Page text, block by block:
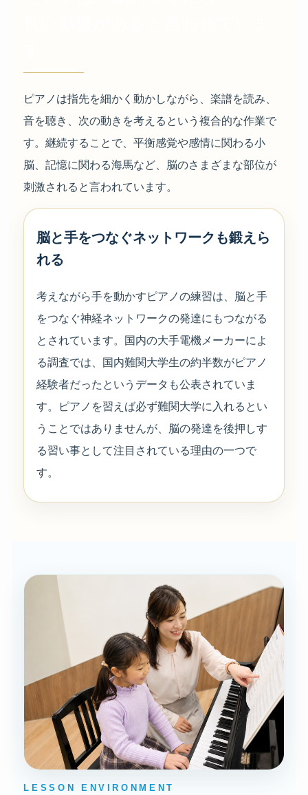
ピアノは指先を細かく動かしながら、楽譜を読み、
音を聴き、次の動きを考えるという複合的な作業で
す。継続することで、平衡感覚や感情に関わる小
脳、記憶に関わる海馬など、脳のさまざまな部位が
刺激されると言われています。
脳と手をつなぐネットワークも鍛えら
れる
考えながら手を動かすピアノの練習は、脳と手
をつなぐ神経ネットワークの発達にもつながる
とされています。国内の大手電機メーカーによ
る調査では、国内難関大学生の約半数がピアノ
経験者だったというデータも公表されていま
す。ピアノを習えば必ず難関大学に入れるとい
うことではありませんが、脳の発達を後押しす
る習い事として注目されている理由の一つで
す。
LESSON ENVIRONMENT